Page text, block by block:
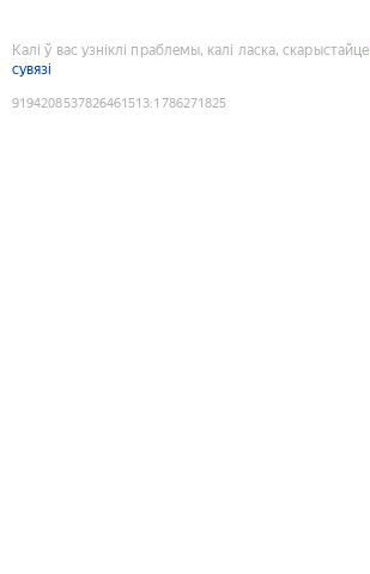
Калі ў вас узніклі праблемы, калі ласка, скарыстайце
сувязі
9194208537826461513:1786271825